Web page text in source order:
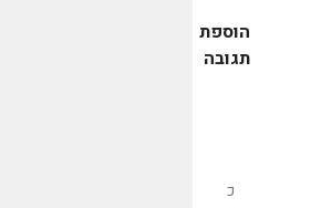
הוספת
תגובה